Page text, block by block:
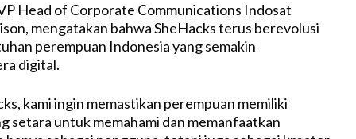
Head of Corporate Communications Indosat
mengatakan bahwa SheHacks terus berevolusi
perempuan Indonesia yang semakin
digital.
kami ingin memastikan perempuan memiliki
setara untuk memahami dan memanfaatkan